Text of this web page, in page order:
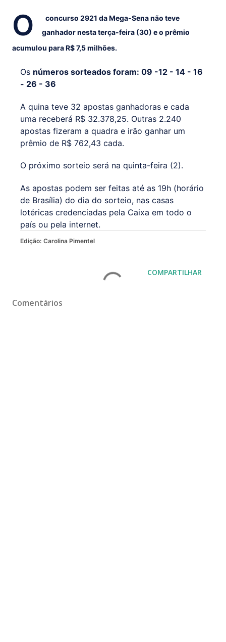
O
concurso 2921 da Mega-Sena não teve
ganhador nesta terça-feira (30) e o prêmio
acumulou para R$ 7,5 milhões.
Os números sorteados foram: 09 -12 - 14 - 16
- 26 - 36
A quina teve 32 apostas ganhadoras e cada
uma receberá R$ 32.378,25. Outras 2.240
apostas fizeram a quadra e irão ganhar um
prêmio de R$ 762,43 cada.
O próximo sorteio será na quinta-feira (2).
As apostas podem ser feitas até as 19h (horário
de Brasília) do dia do sorteio, nas casas
lotéricas credenciadas pela Caixa em todo o
país ou pela internet.
Edição: Carolina Pimentel
COMPARTILHAR
Comentários